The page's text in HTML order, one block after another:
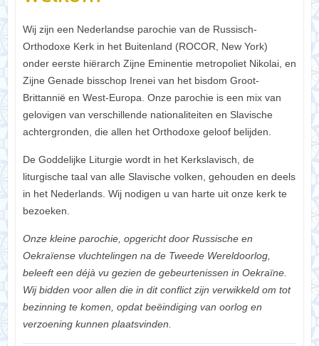
Wij zijn een Nederlandse parochie van de Russisch-
Orthodoxe Kerk in het Buitenland (ROCOR, New York)
onder eerste hiërarch Zijne Eminentie metropoliet Nikolai, en
Zijne Genade bisschop Irenei van het bisdom Groot-
Brittannië en West-Europa. Onze parochie is een mix van
gelovigen van verschillende nationaliteiten en Slavische
achtergronden, die allen het Orthodoxe geloof belijden.
De Goddelijke Liturgie wordt in het Kerkslavisch, de
liturgische taal van alle Slavische volken, gehouden en deels
in het Nederlands. Wij nodigen u van harte uit onze kerk te
bezoeken.
Onze kleine parochie, opgericht door Russische en
Oekraïense vluchtelingen na de Tweede Wereldoorlog,
beleeft een déjà vu gezien de gebeurtenissen in Oekraïne.
Wij bidden voor allen die in dit conflict zijn verwikkeld om tot
bezinning te komen, opdat beëindiging van oorlog en
verzoening kunnen plaatsvinden.